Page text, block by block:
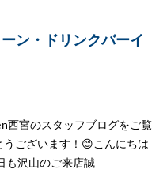
ン・ドリンクバーイ
西宮のスタッフブログをご覧
うございます！😊こんにちは
も沢山のご来店誠